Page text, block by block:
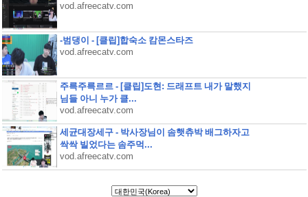
vod.afreecatv.com
-범댕이 - [클립]합숙소 캄몬스타즈
vod.afreecatv.com
주륵주륵르르 - [클립]도현: 드래프트 내가 말했지
님들 아니 누가 클...
vod.afreecatv.com
세균대장세구 - 박사장님이 솜햇츄박 배그하자고
싹싹 빌었다는 솜주먹...
vod.afreecatv.com